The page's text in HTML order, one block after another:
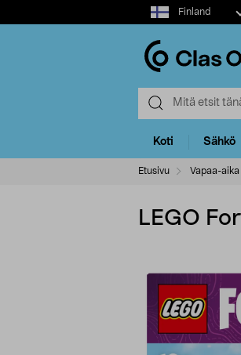
Select
market
Finland
Koti Sähkö
Etusivu Vapaa-aika
LEGO